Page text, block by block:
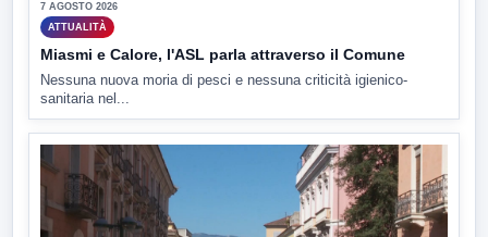
7 AGOSTO 2026
ATTUALITÀ
Miasmi e Calore, l'ASL parla attraverso il Comune
Nessuna nuova moria di pesci e nessuna criticità igienico-
sanitaria nel...